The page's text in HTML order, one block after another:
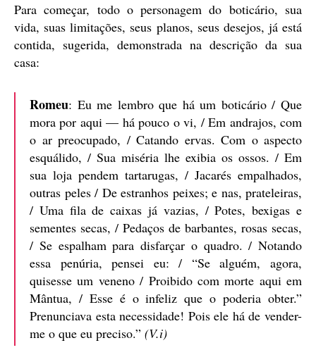
Para começar, todo o personagem do boticário, sua
vida, suas limitações, seus planos, seus desejos, já está
contida, sugerida, demonstrada na descrição da sua
casa:
Romeu: Eu me lembro que há um boticário / Que
mora por aqui — há pouco o vi, / Em andrajos, com
o ar preocupado, / Catando ervas. Com o aspecto
esquálido, / Sua miséria lhe exibia os ossos. / Em
sua loja pendem tartarugas, / Jacarés empalhados,
outras peles / De estranhos peixes; e nas, prateleiras,
/ Uma fila de caixas já vazias, / Potes, bexigas e
sementes secas, / Pedaços de barbantes, rosas secas,
/ Se espalham para disfarçar o quadro. / Notando
essa penúria, pensei eu: / “Se alguém, agora,
quisesse um veneno / Proibido com morte aqui em
Mântua, / Esse é o infeliz que o poderia obter.”
Prenunciava esta necessidade! Pois ele há de vender-
me o que eu preciso.” (V.i)